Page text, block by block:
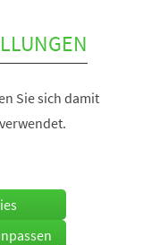
Sie sich damit